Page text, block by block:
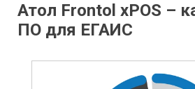
Атол Frontol xPOS –
ПО для ЕГАИС